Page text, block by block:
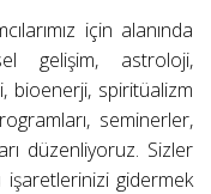
için alanında
gelişim, astroloji,
bioenerji, spiritüalizm
seminerler,
düzenliyoruz. Sizler
işaretlerinizi gidermek